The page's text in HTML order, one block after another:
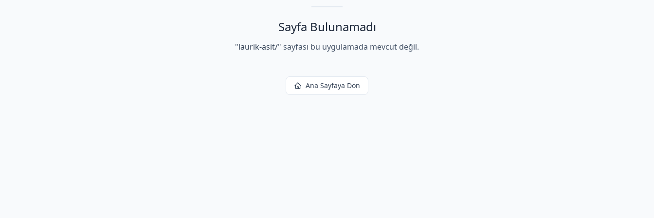
Sayfa Bulunamadı
"laurik-asit/" sayfası bu uygulamada mevcut değil.
Ana Sayfaya Dön